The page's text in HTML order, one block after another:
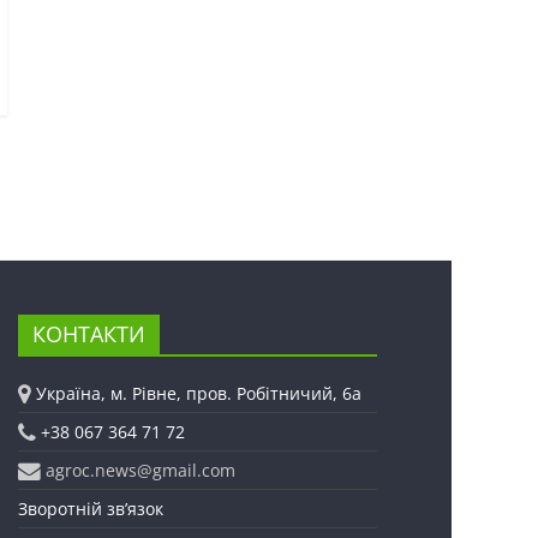
КОНТАКТИ
Україна, м. Рівне, пров. Робітничий, 6а
+38 067 364 71 72
agroc.news@gmail.com
Зворотній зв’язок